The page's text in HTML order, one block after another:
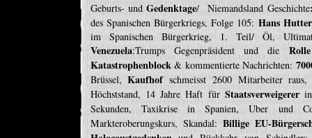
Geburts- undGedenktage/ Niemandsland Geschichte
des Spanischen Bürgerkriegs, Folge 105: Hans Hutter
im Spanischen Bürgerkrieg, 1. Teil/ Öl,
Venezuela:Trumps Gegenpräsident und die
Katastrophenblock& kommentierte Nachrichten:
Brüssel,Kaufhofschmeisst 2600 Mitarbeiter
Höchststand, 14 Jahre Haft für Staatsverweigerer
Sekunden, Taxikrise in Spanien, Uber
Markteroberungskurs, Skandal: Billige EU-